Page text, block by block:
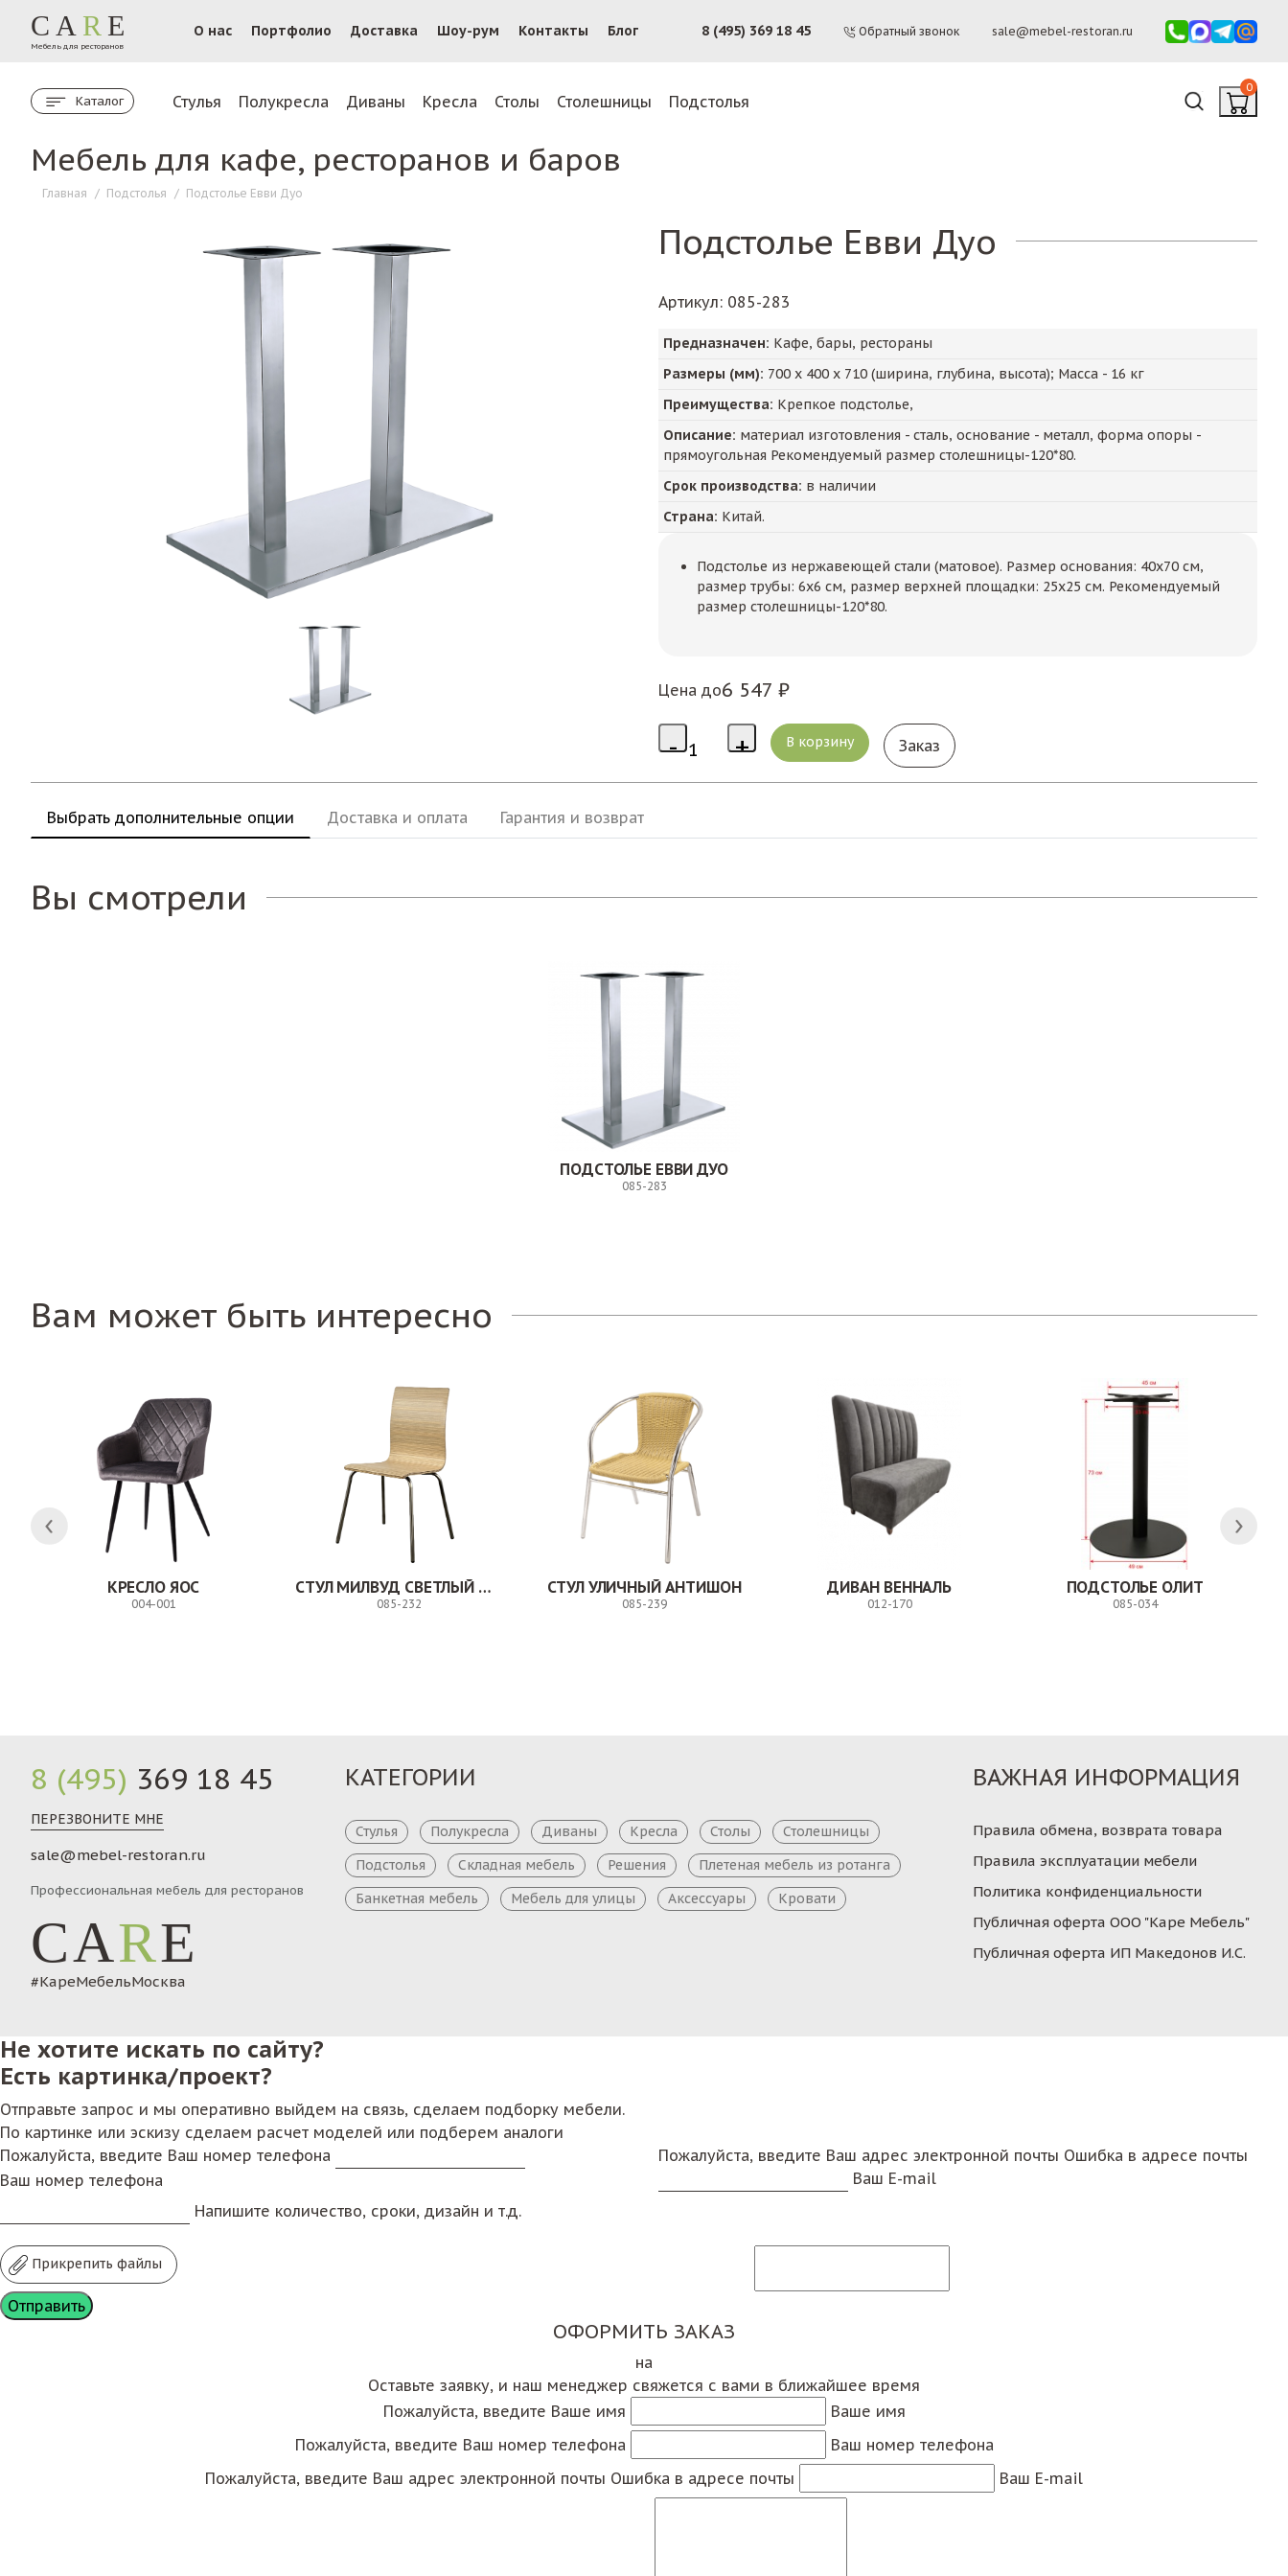
CA R E
Мебель для ресторанов
О нас Портфолио Доставка Шоу-рум Контакты Блог 8 (495) 369 18 45 Обратный звонок sale@mebel-restoran.ru
Каталог Стулья Полукресла Диваны Кресла Столы Столешницы Подстолья
0
Мебель для кафе, ресторанов и баров
Главная / Подстолья / Подстолье Евви Дуо
Подстолье Евви Дуо
Артикул: 085-283
Предназначен: Кафе, бары, рестораны
Размеры (мм): 700 х 400 х 710 (ширина, глубина, высота); Масса - 16 кг
Преимущества: Крепкое подстолье,
Описание: материал изготовления - сталь, основание - металл, форма опоры -
прямоугольная Рекомендуемый размер столешницы-120*80.
Срок производства: в наличии
Страна: Китай.
Подстолье из нержавеющей стали (матовое). Размер основания: 40x70 см,
размер трубы: 6x6 см, размер верхней площадки: 25х25 см. Рекомендуемый
размер столешницы-120*80.
Цена до6 547 ₽
Заказ
Выбрать дополнительные опции Доставка и оплата Гарантия и возврат
Вы смотрели
ПОДСТОЛЬЕ ЕВВИ ДУО
085-283
Вам может быть интересно
КРЕСЛО ЯОС
004-001
СТУЛ МИЛВУД СВЕТЛЫЙ ШЕЛК
085-232
СТУЛ УЛИЧНЫЙ АНТИШОН
085-239
ДИВАН ВЕННАЛЬ
012-170
ПОДСТОЛЬЕ ОЛИТ
085-034
8 (495) 369 18 45
ПЕРЕЗВОНИТЕ МНЕ
sale@mebel-restoran.ru
Профессиональная мебель для ресторанов
CARE
#КареМебельМосква
КАТЕГОРИИ
Стулья Полукресла Диваны Кресла Столы
Столешницы
Подстолья
Складная мебель Решения
Плетеная мебель из ротанга
Банкетная мебель
Мебель для улицы Аксессуары Кровати
ВАЖНАЯ ИНФОРМАЦИЯ
Правила обмена, возврата товара
Правила эксплуатации мебели
Политика конфиденциальности
Публичная оферта ООО "Каре Мебель"
Публичная оферта ИП Македонов И.С.
Не хотите искать по сайту?
Есть картинка/проект?
Отправьте запрос и мы оперативно выйдем на связь, сделаем подборку мебели.
По картинке или эскизу сделаем расчет моделей или подберем аналоги
Пожалуйста, введите Ваш номер телефона
Ваш номер телефона
Пожалуйста, введите Ваш адрес электронной почты Ошибка в адресе почты
Ваш E-mail
Напишите количество, сроки, дизайн и т.д.
Прикрепить файлы
ОФОРМИТЬ ЗАКАЗ
на
Оставьте заявку, и наш менеджер свяжется с вами в ближайшее время
Пожалуйста, введите Ваше имя
Ваше имя
Пожалуйста, введите Ваш номер телефона
Ваш номер телефона
Пожалуйста, введите Ваш адрес электронной почты Ошибка в адресе почты Ваш E-mail